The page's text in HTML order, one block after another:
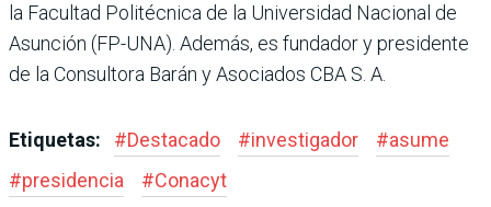
la Facultad Politécnica de la Universidad Nacional de
Asunción (FP-UNA). Ade­más, es fundador y pre­sidente
de la Consultora Barán y Asociados CBA S. A.
Etiquetas: #Destacado #investigador #asume
#presidencia #Conacyt